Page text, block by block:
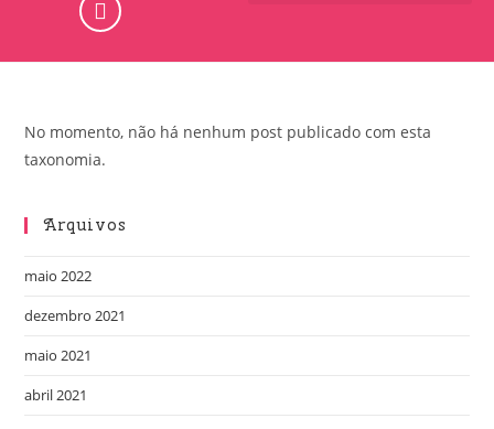
No momento, não há nenhum post publicado com esta
taxonomia.
Arquivos
maio 2022
dezembro 2021
maio 2021
abril 2021